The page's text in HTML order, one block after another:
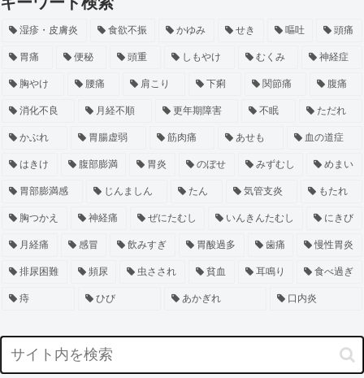
湿疹・皮膚炎 食欲不振 かゆみ せき 嘔吐 頭痛
胃痛 便秘 頭重 しもやけ むくみ 神経症
胸やけ 腰痛 肩こり 下痢 関節痛 腹痛
消化不良 月経不順 更年期障害 不眠 ただれ
かぶれ 胃腸虚弱 筋肉痛 あせも 血の道症
はきけ 腹部膨満 胃炎 のぼせ みずむし めまい
胃部膨満感 じんましん たん 気管支炎 もたれ
胸つかえ 神経痛 ぜにたむし いんきんたむし にきび
月経痛 感冒 飲みすぎ 胃酸過多 歯痛 慢性胃炎
排尿困難 頻尿 虫さされ 貧血 耳鳴り 食べ過ぎ
痔 ひび あかぎれ 口内炎